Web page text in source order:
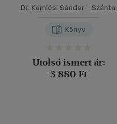
Dr. Komlósi Sándor - Szántai
Könyv
Utolsó ismert ár:
3 880 Ft